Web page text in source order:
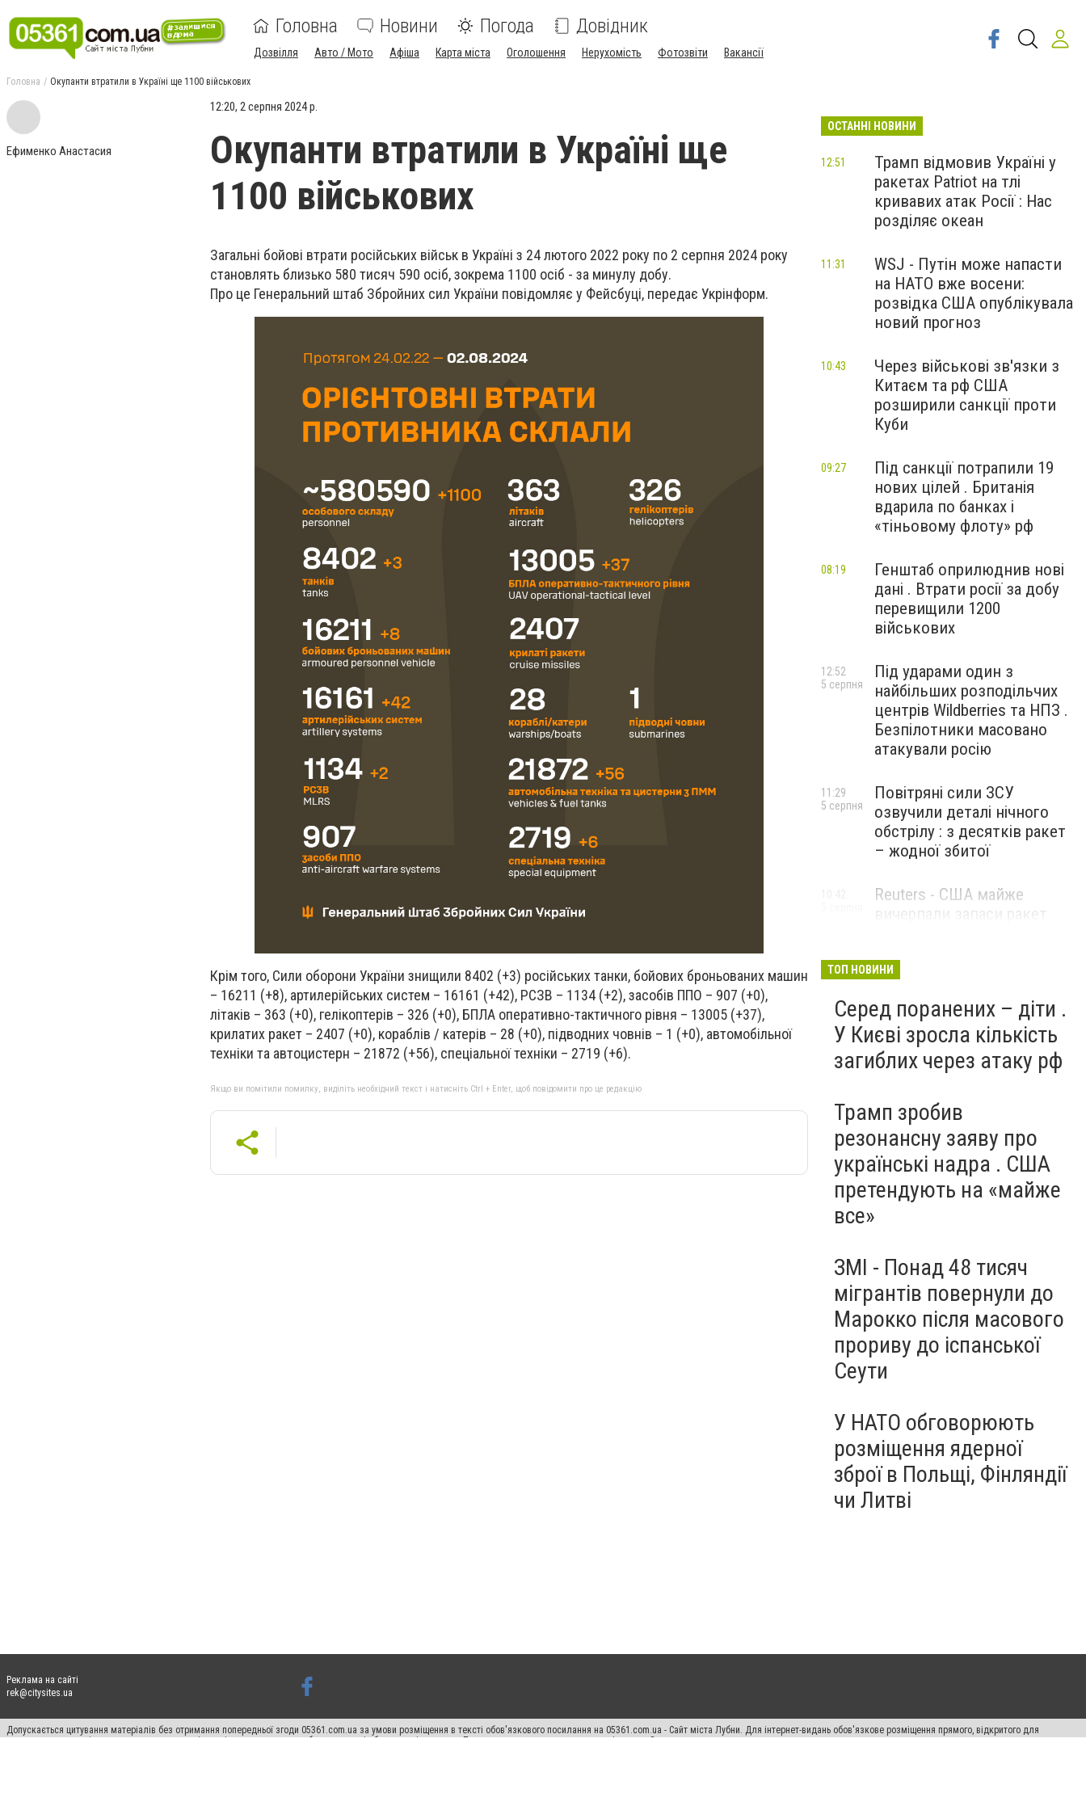
Головна Новини Погода Довідник
Дозвілля Авто / Мото Афіша Карта міста Оголошення Нерухомість Фотозвіти Вакансії
Головна Окупанти втратили в Україні ще 1100 військових
Ефименко Анастасия
12:20, 2 серпня 2024 р.
Окупанти втратили в Україні ще
1100 військових
Загальні бойові втрати російських військ в Україні з 24 лютого 2022 року по 2 серпня 2024 року
становлять близько 580 тисяч 590 осіб, зокрема 1100 осіб - за минулу добу.
Про це Генеральний штаб Збройних сил України повідомляє у Фейсбуці, передає Укрінформ.
Крім того, Сили оборони України знищили 8402 (+3) російських танки, бойових броньованих машин
– 16211 (+8), артилерійських систем – 16161 (+42), РСЗВ – 1134 (+2), засобів ППО – 907 (+0),
літаків – 363 (+0), гелікоптерів – 326 (+0), БПЛА оперативно-тактичного рівня – 13005 (+37),
крилатих ракет – 2407 (+0), кораблів / катерів – 28 (+0), підводних човнів – 1 (+0), автомобільної
техніки та автоцистерн – 21872 (+56), спеціальної техніки – 2719 (+6).
Якщо ви помітили помилку, виділіть необхідний текст і натисніть Ctrl + Enter, щоб повідомити про це редакцію
ОСТАННІ НОВИНИ
Трамп відмовив Україні у
ракетах Patriot на тлі
кривавих атак Росії : Нас
розділяє океан
12:51
WSJ - Путін може напасти
на НАТО вже восени:
розвідка США опублікувала
новий прогноз
11:31
Через військові зв'язки з
Китаєм та рф США
розширили санкції проти
Куби
10:43
Під санкції потрапили 19
нових цілей . Британія
вдарила по банках і
«тіньовому флоту» рф
09:27
Генштаб оприлюднив нові
дані . Втрати росії за добу
перевищили 1200
військових
08:19
Під ударами один з
найбільших розподільчих
центрів Wildberries та НПЗ .
Безпілотники масовано
атакували росію
12:52
5 серпня
Повітряні сили ЗСУ
озвучили деталі нічного
обстрілу : з десятків ракет
– жодної збитої
11:29
5 серпня
Reuters - США майже
ТОП НОВИНИ
Серед поранених – діти .
У Києві зросла кількість
загиблих через атаку рф
Трамп зробив
резонансну заяву про
українські надра . США
претендують на «майже
все»
ЗМІ - Понад 48 тисяч
мігрантів повернули до
Марокко після масового
прориву до іспанської
Сеути
У НАТО обговорюють
розміщення ядерної
зброї в Польщі, Фінляндії
чи Литві
Реклама на сайті
rek@citysites.ua
Допускається цитування матеріалів без отримання попередньої згоди 05361.com.ua за умови розміщення в тексті обов'язкового посилання на 05361.com.ua - Сайт міста Лубни. Для інтернет-видань обов'язкове розміщення прямого, відкритого для
пошукових систем гіперпосилання на цитовані статті не нижче другого абзацу в тексті або в якості джерела. Порушення виняткових прав переслідується Законом.